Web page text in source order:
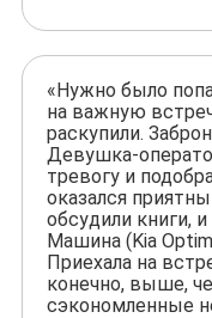
«Нужно было
на важную
раскупили.
Девушка-
тревогу и
оказался
обсудили книги,
Машина (Kia
Приехала на
конечно, выше,
сэкономленные